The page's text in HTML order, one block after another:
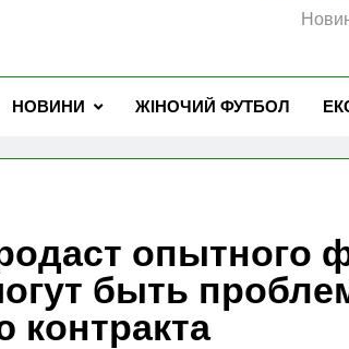
НОВИНИ ЖІНОЧИЙ ФУТБОЛ
опытного
быть
контракта